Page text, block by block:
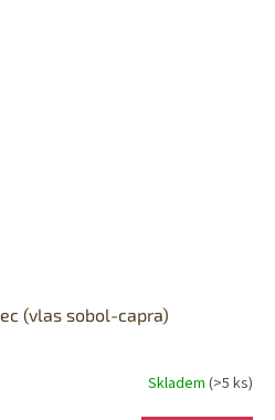
(vlas sobol-capra)
Skladem (>5 ks)